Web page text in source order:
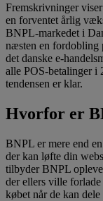
Fremskrivninger
en forventet årlig
BNPL-markedet i
næsten en fordobling
det danske e-
alle POS-betalinger i
tendensen er klar.
Hvorfor er
BNPL er mere end
der kan løfte din
tilbyder BNPL
der ellers ville
købet når de kan